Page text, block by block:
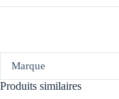
Marque
Produits similaires